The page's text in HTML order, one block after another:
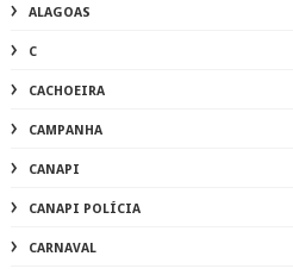
ALAGOAS
C
CACHOEIRA
CAMPANHA
CANAPI
CANAPI POLÍCIA
CARNAVAL